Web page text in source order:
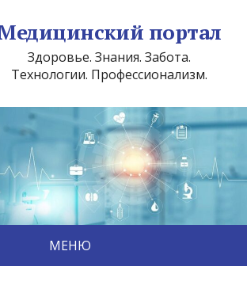
портал
Здоровье. Знания. Забота.
Технологии. Профессионализм.
МЕНЮ